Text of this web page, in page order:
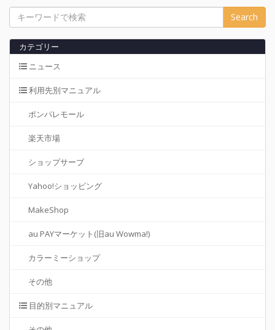
カテゴリー
ニュース
利用先別マニュアル
ポンパレモール
楽天市場
ショップサーブ
Yahoo!ショッピング
MakeShop
au PAYマーケット(旧au Wowma!)
カラーミーショップ
その他
目的別マニュアル